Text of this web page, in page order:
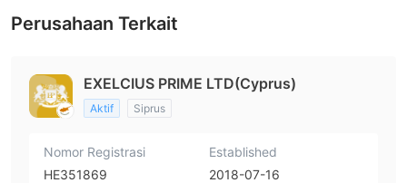
Perusahaan Terkait
EXELCIUS PRIME LTD(Cyprus)
Aktif Siprus
Nomor Registrasi
HE351869
Established
2018-07-16